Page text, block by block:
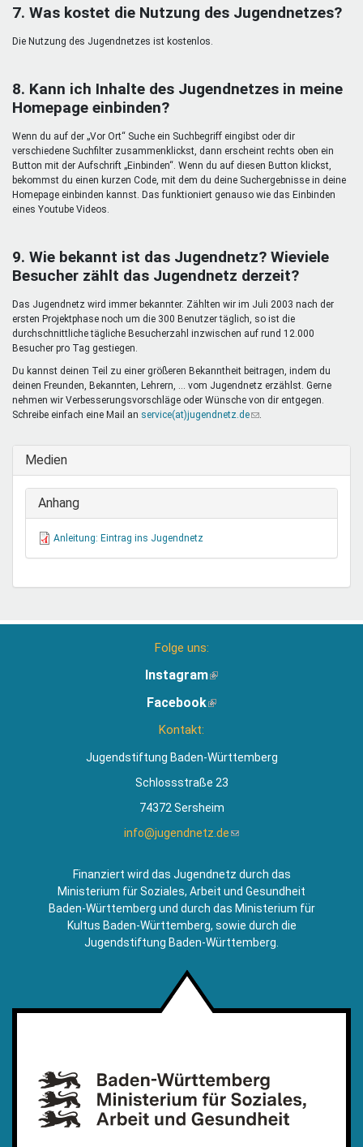
7. Was kostet die Nutzung des Jugendnetzes?
Die Nutzung des Jugendnetzes ist kostenlos.
8. Kann ich Inhalte des Jugendnetzes in meine
Homepage einbinden?
Wenn du auf der „Vor Ort“ Suche ein Suchbegriff eingibst oder dir
verschiedene Suchfilter zusammenklickst, dann erscheint rechts oben ein
Button mit der Aufschrift „Einbinden“. Wenn du auf diesen Button klickst,
bekommst du einen kurzen Code, mit dem du deine Suchergebnisse in deine
Homepage einbinden kannst. Das funktioniert genauso wie das Einbinden
eines Youtube Videos.
9. Wie bekannt ist das Jugendnetz? Wieviele
Besucher zählt das Jugendnetz derzeit?
Das Jugendnetz wird immer bekannter. Zählten wir im Juli 2003 nach der
ersten Projektphase noch um die 300 Benutzer täglich, so ist die
durchschnittliche tägliche Besucherzahl inzwischen auf rund 12.000
Besucher pro Tag gestiegen.
Du kannst deinen Teil zu einer größeren Bekanntheit beitragen, indem du
deinen Freunden, Bekannten, Lehrern, ... vom Jugendnetz erzählst. Gerne
nehmen wir Verbesserungsvorschläge oder Wünsche von dir entgegen.
Schreibe einfach eine Mail an service(at)jugendnetz.de(Link
E-
Medien
Anhang
Anleitung: Eintrag ins Jugendnetz
Folge uns:
Instagram(Link
extern)
Facebook(Link
Kontakt:
Jugendstiftung Baden-Württemberg
Schlossstraße 23
74372 Sersheim
info@jugendnetz.de(Link
Mail)
Finanziert wird das Jugendnetz durch das
Ministerium für Soziales, Arbeit und Gesundheit
Baden-Württemberg und durch das Ministerium für
Kultus Baden-Württemberg, sowie durch die
Jugendstiftung Baden-Württemberg.